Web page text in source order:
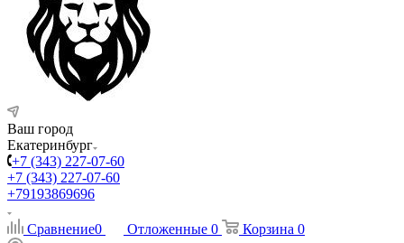
Ваш город
Екатеринбург
+7 (343) 227-07-60
+7 (343) 227-07-60
+79193869696
Сравнение0 Отложенные 0 Корзина 0